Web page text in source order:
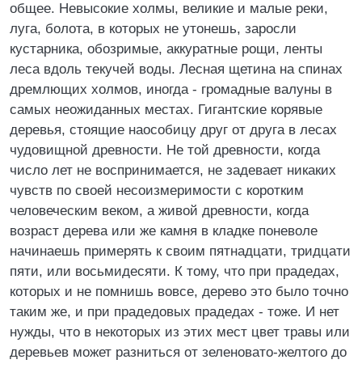
общее. Невысокие холмы, великие и малые реки,
луга, болота, в которых не утонешь, заросли
кустарника, обозримые, аккуратные рощи, ленты
леса вдоль текучей воды. Лесная щетина на спинах
дремлющих холмов, иногда - громадные валуны в
самых неожиданных местах. Гигантские корявые
деревья, стоящие наособицу друг от друга в лесах
чудовищной древности. Не той древности, когда
число лет не воспринимается, не задевает никаких
чувств по своей несоизмеримости с коротким
человеческим веком, а живой древности, когда
возраст дерева или же камня в кладке поневоле
начинаешь примерять к своим пятнадцати, тридцати
пяти, или восьмидесяти. К тому, что при прадедах,
которых и не помнишь вовсе, дерево это было точно
таким же, и при прадедовых прадедах - тоже. И нет
нужды, что в некоторых из этих мест цвет травы или
деревьев может разниться от зеленовато-желтого до